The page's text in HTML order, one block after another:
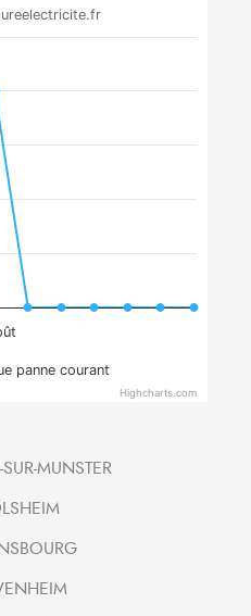
panne courant
Highcharts.com
MUNSTER